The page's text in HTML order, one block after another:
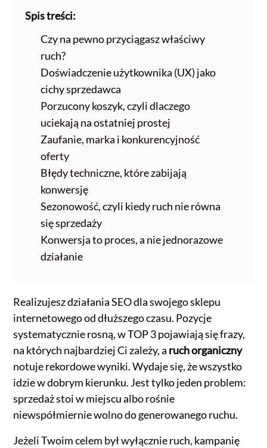
Spis treści:
Czy na pewno przyciągasz właściwy
ruch?
Doświadczenie użytkownika (UX) jako
cichy sprzedawca
Porzucony koszyk, czyli dlaczego
uciekają na ostatniej prostej
Zaufanie, marka i konkurencyjność
oferty
Błędy techniczne, które zabijają
konwersję
Sezonowość, czyli kiedy ruch nie równa
się sprzedaży
Konwersja to proces, a nie jednorazowe
działanie
Realizujesz działania SEO dla swojego sklepu
internetowego od dłuższego czasu. Pozycje
systematycznie rosną, w TOP 3 pojawiają się frazy,
na których najbardziej Ci zależy, a ruch organiczny
notuje rekordowe wyniki. Wydaje się, że wszystko
idzie w dobrym kierunku. Jest tylko jeden problem:
sprzedaż stoi w miejscu albo rośnie
niewspółmiernie wolno do generowanego ruchu.
Jeżeli Twoim celem był wyłącznie ruch, kampanię